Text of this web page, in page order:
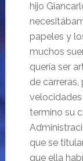
hijo
papeles y
muchos
quería ser
de carreras,
termino su
que se
que ella